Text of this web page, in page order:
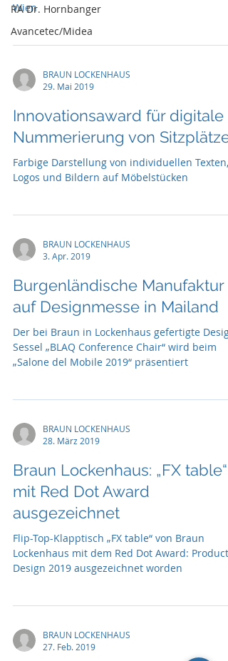
RA Dr. Hornbanger
Avancetec/Midea
Wien
BRAUN LOCKENHAUS
29. Mai 2019
Innovationsaward für digitale
Nummerierung von
Farbige Darstellung von individuellen Texten,
Logos und Bildern auf Möbelstücken
BRAUN LOCKENHAUS
3. Apr. 2019
Burgenländische Manufaktur
auf Designmesse in Mailand
Der bei Braun in Lockenhaus gefertigte
Sessel „BLAQ Conference Chair“ wird beim
„Salone del Mobile 2019“ präsentiert
BRAUN LOCKENHAUS
28. März 2019
Braun Lockenhaus: „FX table“
mit Red Dot Award
ausgezeichnet
Flip-Top-Klapptisch „FX table“ von Braun
Lockenhaus mit dem Red Dot Award: Product
Design 2019 ausgezeichnet worden
BRAUN LOCKENHAUS
27. Feb. 2019